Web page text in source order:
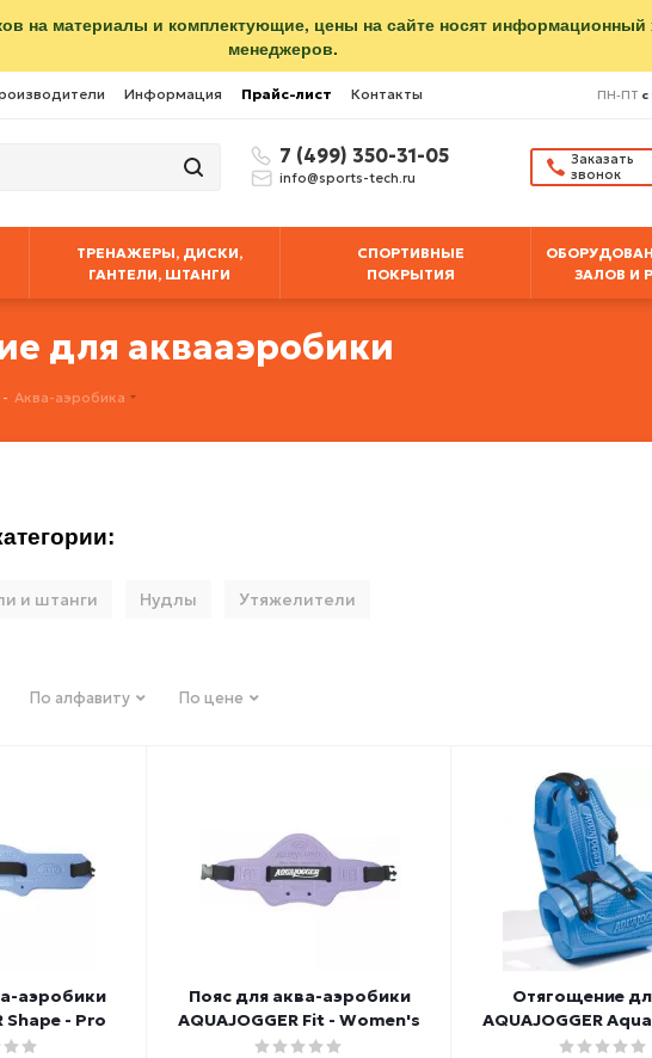
на материалы и комплектующие, цены на сайте носят информационный
менеджеров.
Информация Прайс-лист Контакты ПН-ПТ
7 (499) 350-31-05
info@sports-tech.ru
Заказать
звонок
ТРЕНАЖЕРЫ, ДИСКИ,
ГАНТЕЛИ, ШТАНГИ
СПОРТИВНЫЕ
ПОКРЫТИЯ
ЗАЛОВ И
для аквааэробики
- Аква-аэробика
и штанги Нудлы Утяжелители
По алфавиту По цене
аэробики
Shape - Pro
Пояс для аква-аэробики
AQUAJOGGER Fit - Women's
Отягощение
AQUAJOGGER